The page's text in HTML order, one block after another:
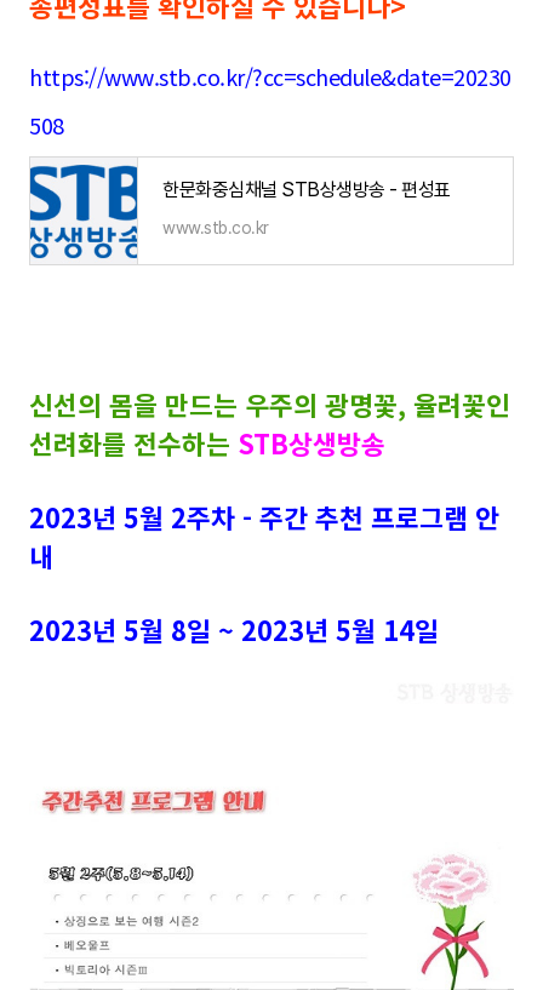
https://www.stb.co.kr/?cc=schedule&date=20230
508
한문화중심채널 STB상생방송 - 편성표
www.stb.co.kr
신선의 몸을 만드는 우주의 광명꽃, 율려꽃인
선려화를 전수하는 STB상생방송
2023년 5월 2주차 - 주간 추천 프로그램 안
내
2023년 5월 8일 ~ 2023년 5월 14일